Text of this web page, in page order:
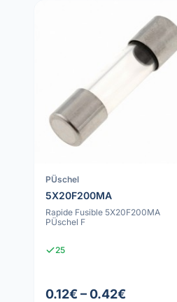
PÜschel
5X20F200MA
Rapide Fusible 5X20F200MA
PÜschel F
25
0.12€ – 0.42€